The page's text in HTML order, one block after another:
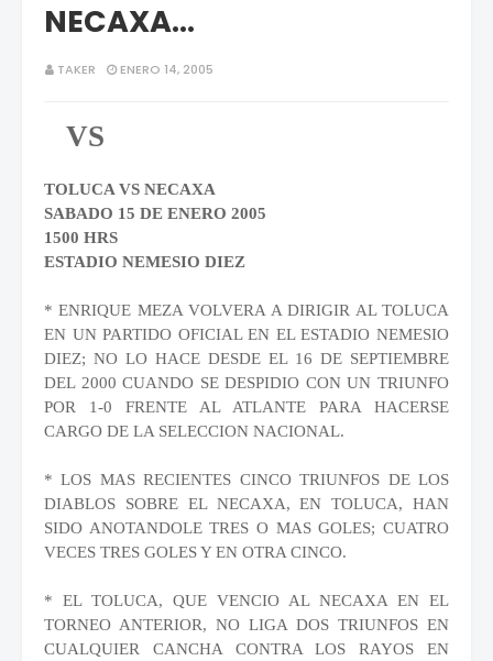
NECAXA...
TAKER ENERO 14, 2005
VS
TOLUCA VS NECAXA
SABADO 15 DE ENERO 2005
1500 HRS
ESTADIO NEMESIO DIEZ
* ENRIQUE MEZA VOLVERA A DIRIGIR AL TOLUCA
EN UN PARTIDO OFICIAL EN ELESTADIO NEMESIO
DIEZ; NO LO HACE DESDE EL 16 DE SEPTIEMBRE
DEL 2000CUANDO SE DESPIDIO CON UN TRIUNFO
POR 1-0 FRENTE AL ATLANTE PARA HACERSE
CARGO DE LA SELECCION NACIONAL.
* LOS MAS RECIENTES CINCO TRIUNFOS DE LOS
DIABLOS SOBRE EL NECAXA, ENTOLUCA, HAN
SIDO ANOTANDOLE TRES O MAS GOLES; CUATRO
VECES TRES GOLESY EN OTRA CINCO.
* EL TOLUCA, QUE VENCIO AL NECAXA EN EL
TORNEO ANTERIOR, NO LIGA DOS TRIUNFOS EN
CUALQUIER CANCHA CONTRA LOS RAYOS EN